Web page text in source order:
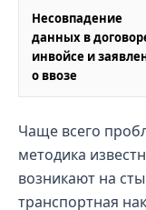
Несовпадение
данных в
инвойсе и
о ввозе
Чаще всего
методика
возникают на
транспортная